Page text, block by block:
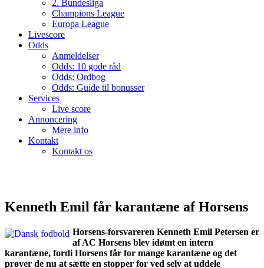
2. Bundesliga
Champions League
Europa League
Livescore
Odds
Anmeldelser
Odds: 10 gode råd
Odds: Ordbog
Odds: Guide til bonusser
Services
Live score
Annoncering
Mere info
Kontakt
Kontakt os
Kenneth Emil får karantæne af Horsens
Horsens-forsvareren Kenneth Emil Petersen er
af AC Horsens blev idømt en intern
karantæne, fordi Horsens får for mange karantæne og det
prøver de nu at sætte en stopper for ved selv at uddele